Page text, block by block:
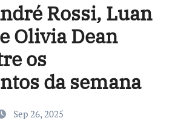
Rossi, Luan
Olivia Dean
os
da semana
Sep 26, 2025